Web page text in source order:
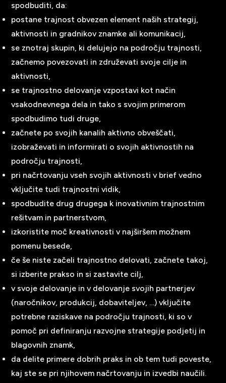
spodbuditi, da:
postane trajnost obvezen element naših strategij,
aktivnosti in gradnikov znamke ali komunikacij,
se znotraj skupin, ki delujejo na področju trajnosti,
začnemo povezovati in združevati svoje cilje in
aktivnosti,
se trajnostno delovanje vzpostavi kot način
vsakodnevnega dela in tako s svojim primerom
spodbudimo tudi druge,
začnete po svojih kanalih aktivno obveščati,
izobraževati in informirati o svojih aktivnostih na
področju trajnosti,
pri načrtovanju vseh svojih aktivnosti v brief vedno
vključite tudi trajnostni vidik,
spodbudite drug drugega k inovativnim trajnostnim
rešitvam in partnerstvom,
izkoristite moč kreativnosti v najširšem možnem
pomenu besede,
če še niste začeli trajnostno delovati, začnete takoj,
si izberite prakso in si zastavite cilj,
v svoje delovanje in v delovanje svojih partnerjev
(naročnikov, produkcij, dobaviteljev, …) vključite
potrebne raziskave na področju trajnosti, ki so v
pomoč pri definiranju razvojne strategije podjetij in
blagovnih znamk,
da delite primere dobrih praks in ob tem tudi poveste,
kaj ste se pri njihovem načrtovanju in izvedbi naučili.